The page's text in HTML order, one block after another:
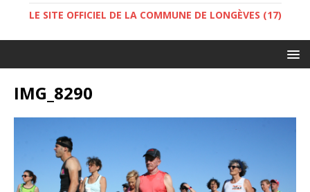
LE SITE OFFICIEL DE LA COMMUNE DE LONGÈVES (17)
IMG_8290